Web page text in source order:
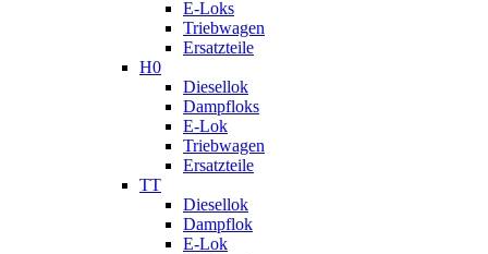
E-Loks
Triebwagen
Ersatzteile
H0
Diesellok
Dampfloks
E-Lok
Triebwagen
Ersatzteile
TT
Diesellok
Dampflok
E-Lok